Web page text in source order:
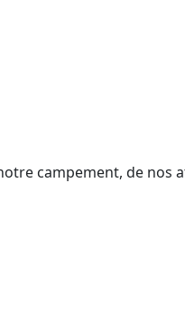
campement, de nos